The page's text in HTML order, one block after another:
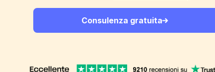
Consulenza gratuita